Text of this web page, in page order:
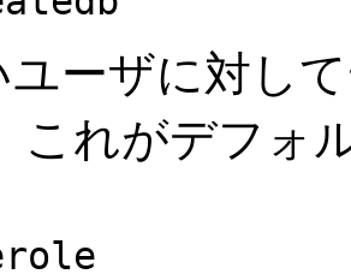
ユーザに対し
これがデフォ